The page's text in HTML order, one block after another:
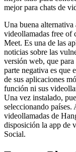
mejor para chats de
Una buena alternativa
videollamadas free of
Meet. Es una de las
noticias sobre las
versión web, que
parte negativa es que
de sus aplicaciones
función ni sus
Una vez instalado,
seleccionando
videollamadas de
disposición la app de
Social.